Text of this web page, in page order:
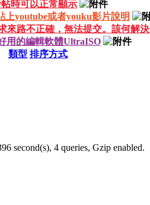
時可以正常顯示
上youtube或者youku影片說明
來路不正確，無法提交。該何解決
用的編輯軟體UltraISO
類型 排序方式
second(s), 4 queries, Gzip enabled.